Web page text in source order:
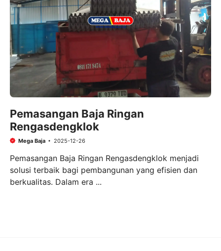
Pemasangan Baja Ringan
Rengasdengklok
Mega Baja 2025-12-26
Pemasangan Baja Ringan Rengasdengklok menjadi
solusi terbaik bagi pembangunan yang efisien dan
berkualitas. Dalam era ...